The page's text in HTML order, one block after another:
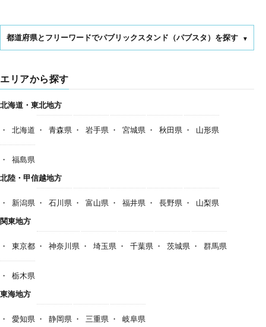
都道府県とフリーワードでパブリックスタンド（パブスタ）を探す
エリアから探す
北海道・東北地方
北海道 青森県 岩手県 宮城県 秋田県 山形県
福島県
北陸・甲信越地方
新潟県 石川県 富山県 福井県 長野県
山梨県
関東地方
東京都 神奈川県 埼玉県 千葉県 茨城県 群馬県
栃木県
東海地方
愛知県 静岡県 三重県
岐阜県